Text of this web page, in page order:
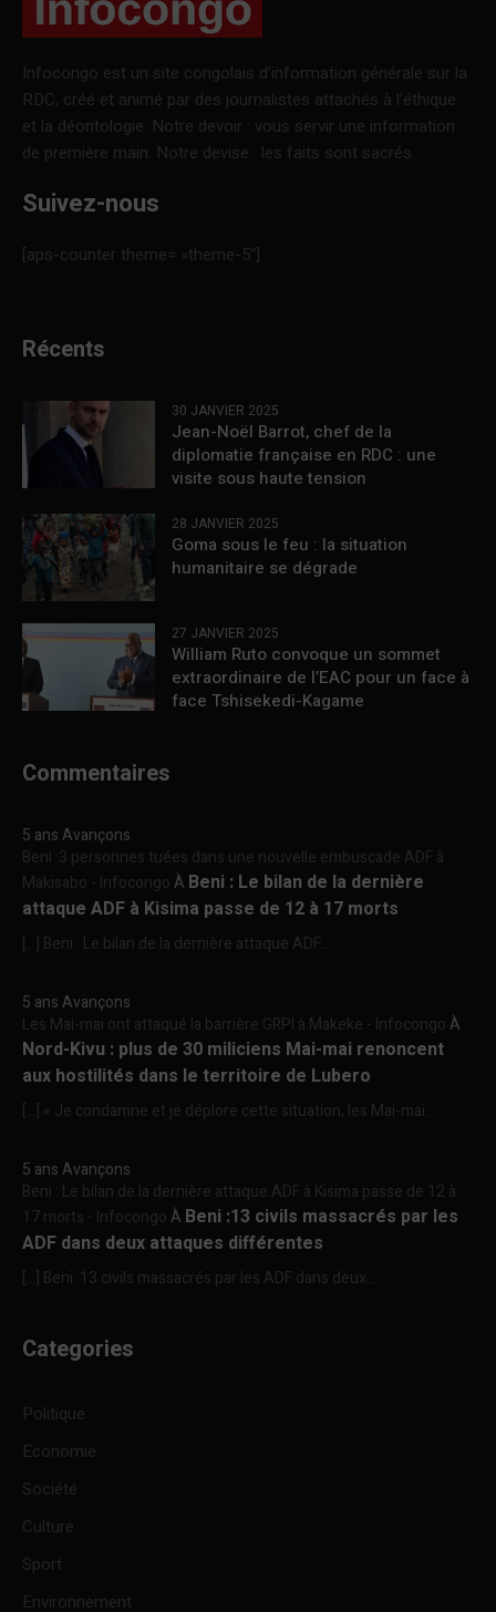
Infocongo est un site congolais d’information générale sur la
RDC, créé et animé par des journalistes attachés à l’éthique
et la déontologie. Notre devoir : vous servir une information
de première main. Notre devise : les faits sont sacrés.
Suivez-nous
[aps-counter theme= »theme-5″]
Récents
30 JANVIER 2025
Jean-Noël Barrot, chef de la
diplomatie française en RDC : une
visite sous haute tension
28 JANVIER 2025
Goma sous le feu : la situation
humanitaire se dégrade
27 JANVIER 2025
William Ruto convoque un sommet
extraordinaire de l’EAC pour un face à
face Tshisekedi-Kagame
Commentaires
5 ans Avançons
Beni :3 personnes tuées dans une nouvelle embuscade ADF à
Makisabo - InfocongoÀ Beni : Le bilan de la dernière
attaque ADF à Kisima passe de 12 à 17 morts
[…] Beni : Le bilan de la dernière attaque ADF...
5 ans Avançons
Les Mai-mai ont attaqué la barrière GRPI à Makeke - InfocongoÀ
Nord-Kivu : plus de 30 miliciens Mai-mai renoncent
aux hostilités dans le territoire de Lubero
[…] « Je condamne et je déplore cette situation, les Mai-mai...
5 ans Avançons
Beni : Le bilan de la dernière attaque ADF à Kisima passe de 12 à
17 morts - InfocongoÀ Beni :13 civils massacrés par les
ADF dans deux attaques différentes
[…] Beni :13 civils massacrés par les ADF dans deux...
Categories
Politique
Economie
Société
Culture
Sport
Environnement